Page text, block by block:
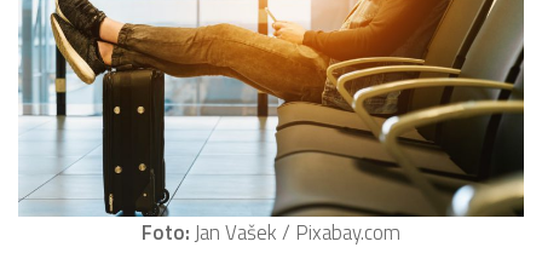
Foto:Jan Vašek / Pixabay.com